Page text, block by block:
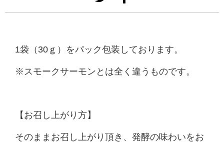
1袋（30ｇ）をパック包装しております。
※スモークサーモンとは全く違うものです。
【 お召し上がり方】
そのままお召し上がり頂き、発酵の味わいをお